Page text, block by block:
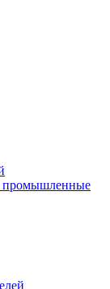
промышленные